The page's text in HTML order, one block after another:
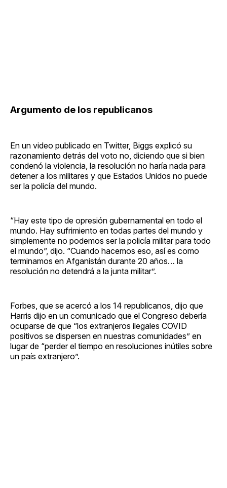
Argumento de los republicanos
En un video publicado en Twitter, Biggs explicó su
razonamiento detrás del voto no, diciendo que si bien
condenó la violencia, la resolución no haría nada para
detener a los militares y que Estados Unidos no puede
ser la policía del mundo.
“Hay este tipo de opresión gubernamental en todo el
mundo. Hay sufrimiento en todas partes del mundo y
simplemente no podemos ser la policía militar para todo
el mundo”, dijo. “Cuando hacemos eso, así es como
terminamos en Afganistán durante 20 años… la
resolución no detendrá a la junta militar”.
Forbes, que se acercó a los 14 republicanos, dijo que
Harris dijo en un comunicado que el Congreso debería
ocuparse de que “los extranjeros ilegales COVID
positivos se dispersen en nuestras comunidades” en
lugar de “perder el tiempo en resoluciones inútiles sobre
un país extranjero”.